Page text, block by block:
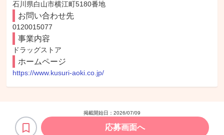
石川県白山市横江町5180番地
お問い合わせ先
0120015077
事業内容
ドラッグストア
ホームページ
https://www.kusuri-aoki.co.jp/
掲載開始日： 2026/07/09
応募画面へ